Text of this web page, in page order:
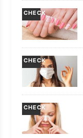
CHECK
CHECK
CHECK